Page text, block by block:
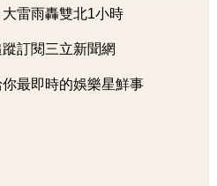
雷雨轟雙北1小時
訂閱三立新聞網
最即時的娛樂星鮮事